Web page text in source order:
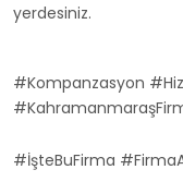
yerdesiniz.
#Kompanzasyon
#İşteBuFirma